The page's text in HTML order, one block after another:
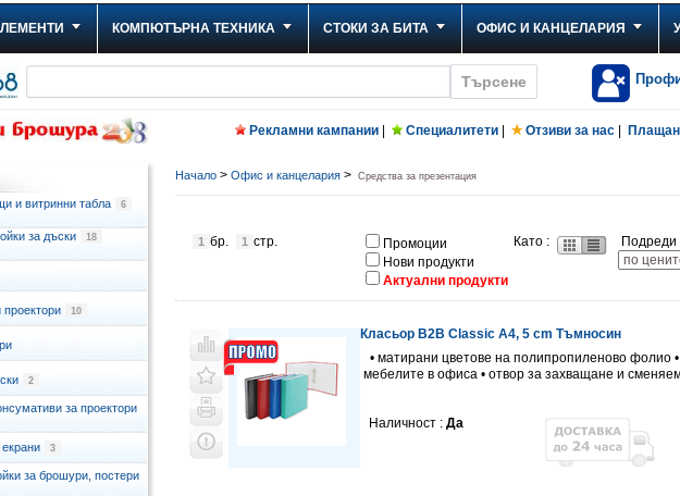
КОМПЮТЪРНА ТЕХНИКА СТОКИ ЗА БИТА ОФИС И КАНЦЕЛАРИЯ
Рекламни кампании Специалитети Отзиви за нас
и витринни табла 6
за дъски 18
10
2
за проектори
3
за брошури, постери
Начало > Офис и канцелария > Средства за презeнтация
1 бр. 1 стр.
Промоции
Нови продукти
Актуални продукти
Като : Подреди
Класьор B2B Classic A4, 5 cm Тъмносин
• матирани цветове на полипропиленово фолио
мебелите в офиса • отвор за захващане и
Наличност : Да